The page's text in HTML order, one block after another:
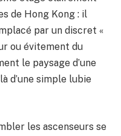
de Hong Kong : il
par un discret «
ou évitement du
le paysage d’une
d’une simple lubie
les ascenseurs se